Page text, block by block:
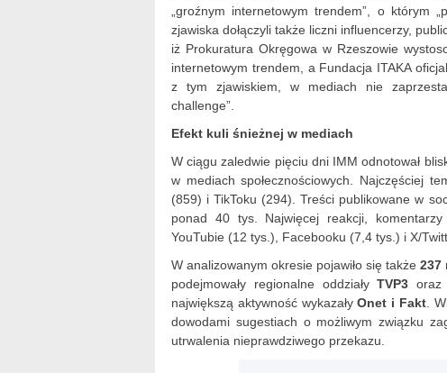
„groźnym internetowym trendem”, o którym
zjawiska dołączyli także liczni influencerzy,
iż Prokuratura Okręgowa w Rzeszowie
internetowym trendem, a Fundacja ITAKA
z tym zjawiskiem, w mediach nie
challenge”.
Efekt kuli śnieżnej w mediach
W ciągu zaledwie pięciu dni IMM odnotował
w mediach społecznościowych. Najczęściej
(859) i TikToku (294). Treści publikowane w
ponad 40 tys. Najwięcej reakcji,
YouTubie (12 tys.), Facebooku (7,4 tys.) i X/
W analizowanym okresie pojawiło się także 237
podejmowały regionalne oddziałyTVP3 oraz
największą aktywność wykazałyOnet i Fakt.
dowodami sugestiach o możliwym związku
utrwalenia nieprawdziwego przekazu.